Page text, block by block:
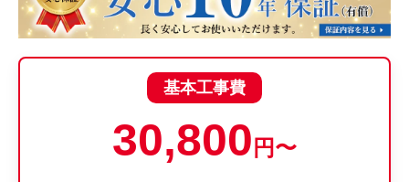
基本工事費
30,800 円〜